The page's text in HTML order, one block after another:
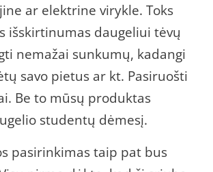
ar elektrine virykle. Toks
išskirtinumas daugeliui tėvų
nemažai sunkumų, kadangi
savo pietus ar kt. Pasiruošti
Be to mūsų produktas
studentų dėmesį.
pasirinkimas taip pat bus